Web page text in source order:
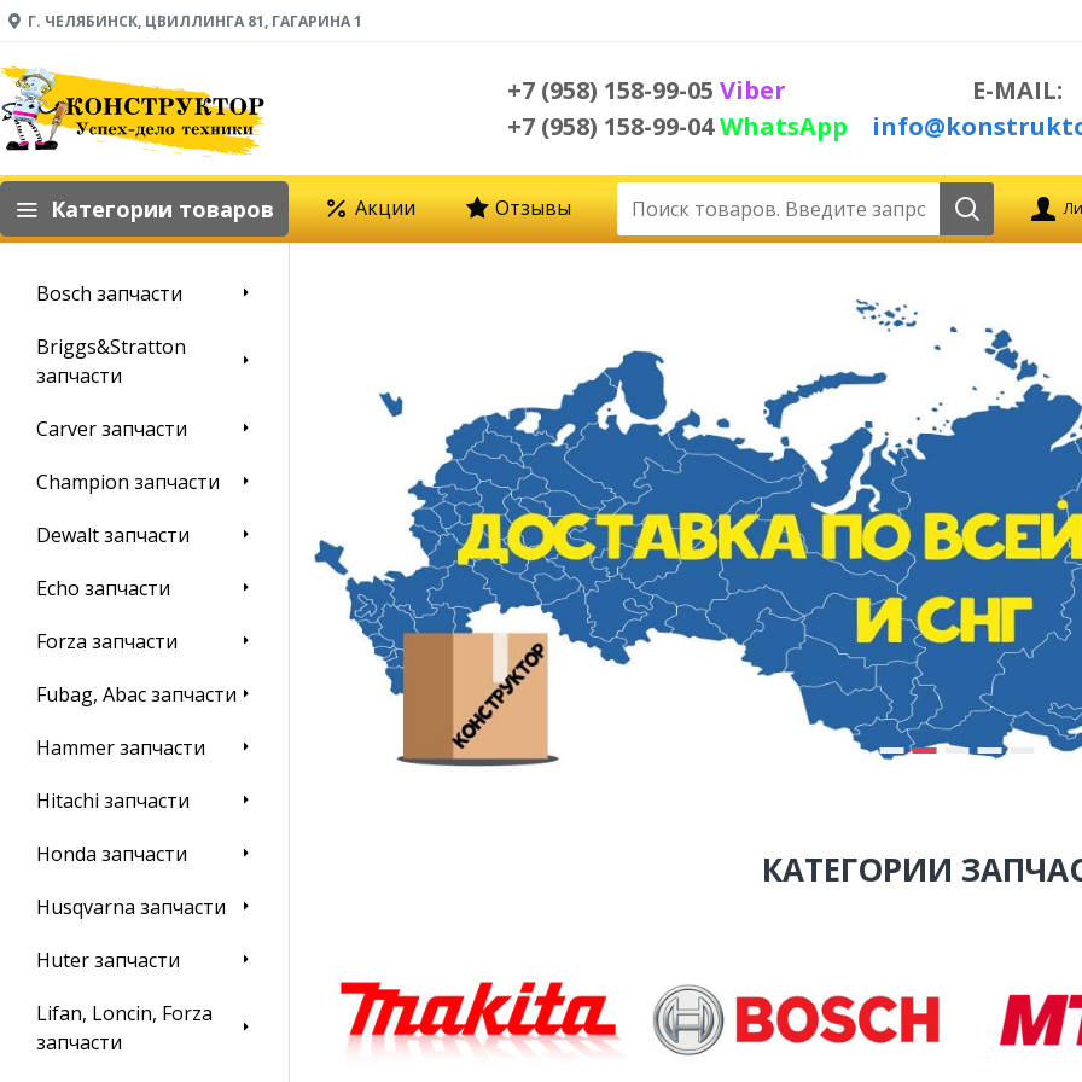
Г. ЧЕЛЯБИНСК, ЦВИЛЛИНГА 81, ГАГАРИНА 1
+7 (958) 158-99-05 Viber
+7 (958) 158-99-04WhatsApp
E-MAIL:
Категории товаров Акции Отзывы
Bosch запчасти
Briggs&Stratton
запчасти
Carver запчасти
Champion запчасти
Dewalt запчасти
Echo запчасти
Forza запчасти
Fubag, Abac запчасти
Hammer запчасти
Hitachi запчасти
Honda запчасти
Husqvarna запчасти
Huter запчасти
Lifan, Loncin, Forza
запчасти
КАТЕГОРИИ